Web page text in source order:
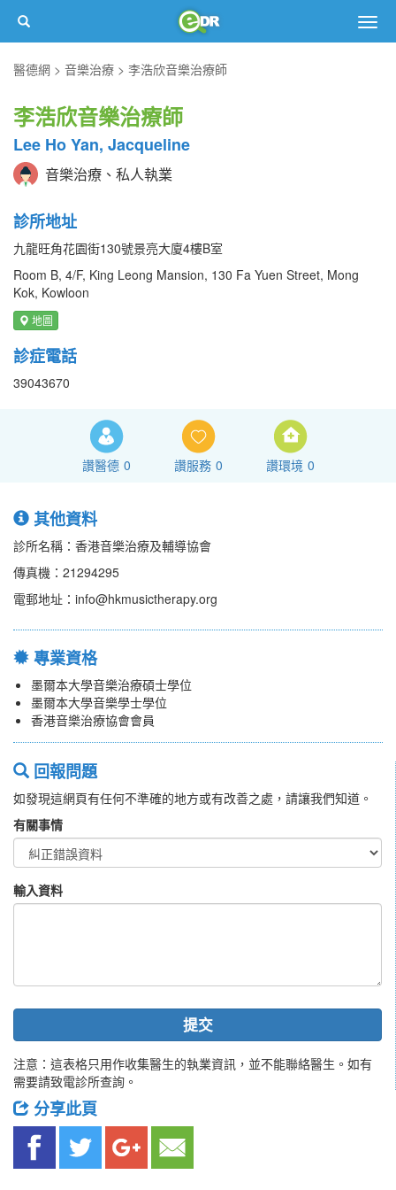
醫德網
音樂治療 李浩欣音樂治療師
李浩欣音樂治療師
Lee Ho Yan, Jacqueline
音樂治療、私人執業
診所地址
九龍旺角花園街130號景亮大廈4樓B室
Room B, 4/F, King Leong Mansion, 130 Fa Yuen Street, Mong
Kok, Kowloon
地圖
診症電話
39043670
讚醫德 0 讚服務 0 讚環境 0
其他資料
診所名稱：香港音樂治療及輔導協會
傳真機：21294295
電郵地址：info@hkmusictherapy.org
專業資格
墨爾本大學音樂治療碩士學位
墨爾本大學音樂學士學位
香港音樂治療協會會員
回報問題
如發現這網頁有任何不準確的地方或有改善之處，請讓我們知道。
有關事情
輸入資料
提交
注意：這表格只用作收集醫生的執業資訊，並不能聯絡醫生。如有
需要請致電診所查詢。
分享此頁